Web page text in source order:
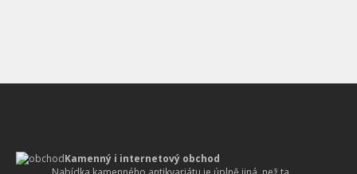
Kamenný i internetový obchod